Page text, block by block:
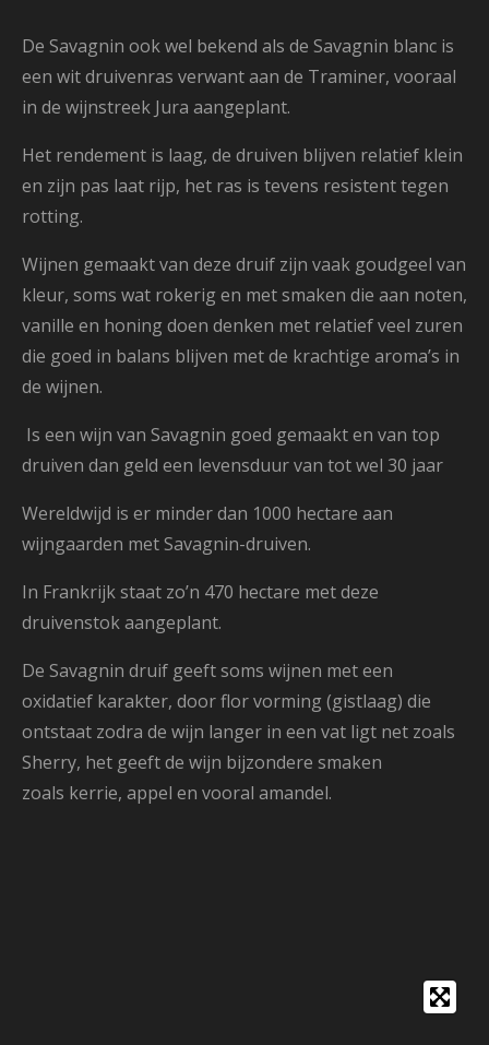
De Savagnin ook wel bekend als de Savagnin blanc is
een wit druivenras verwant aan de Traminer, vooraal
in de wijnstreek Jura aangeplant.
Het rendement is laag, de druiven blijven relatief klein
en zijn pas laat rijp, het ras is tevens resistent tegen
rotting.
Wijnen gemaakt van deze druif zijn vaak goudgeel van
kleur, soms wat rokerig en met smaken die aan noten,
vanille en honing doen denken met relatiefveel zuren
die goed in balans blijven met de krachtige aroma’s in
de wijnen.
Is een wijn van Savagnin goed gemaakt en van top
druiven dan geld een levensduur van tot wel 30 jaar
Wereldwijd is er minder dan 1000 hectare aan
wijngaarden met Savagnin-druiven.
In Frankrijk staat zo’n 470 hectare met deze
druivenstok aangeplant.
De Savagnin druif geeft soms wijnen met een
oxidatief karakter, door flor vorming (gistlaag) die
ontstaat zodra de wijn langer in een vat ligt net zoals
Sherry, het geeft de wijn bijzondere smaken
zoals kerrie, appel en vooral amandel.